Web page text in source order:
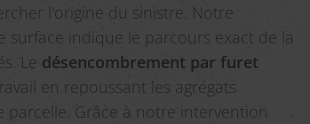
l'origine du sinistre. Notre
surface indique le parcours exact de la
Le désencombrement par furet
en repoussant les agrégats
parcelle. Grâce à notre intervention